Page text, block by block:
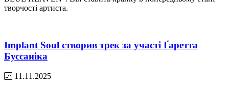
творчості артиста.
Implant Soul створив трек за участі Ґаретта
Буссаніка
11.11.2025